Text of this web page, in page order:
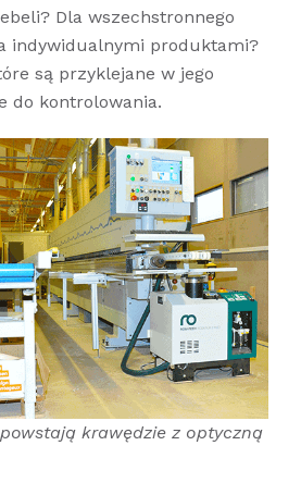
Dla wszechstronnego
indywidualnymi produktami?
są przyklejane w jego
do kontrolowania.
krawędzie z optyczną